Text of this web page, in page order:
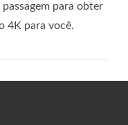
para obter
4K para você.